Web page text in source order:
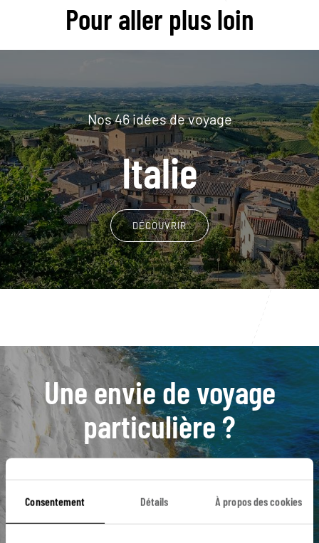
Consentement Détails À propos des cookies
Pour aller plus loin
Nos 46 idées de voyage
Italie
DÉCOUVRIR
Une envie de voyage
particulière ?
Agritourisme Andria Bari Certaldo
Forêt Umbra Alberobello Basilicate